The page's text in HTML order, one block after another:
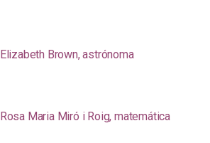
Elizabeth Brown, astrónoma
Rosa Maria Miró i Roig, matemática